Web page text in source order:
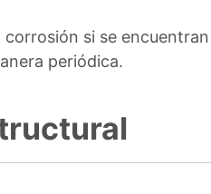
si se
periódica.